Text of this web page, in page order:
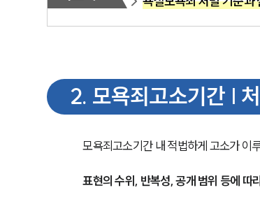
2. 모욕죄고소기간 |
모욕죄고소기간 내 적법하게 고소가 이
표현의 수위, 반복성, 공개 범위 등에 따